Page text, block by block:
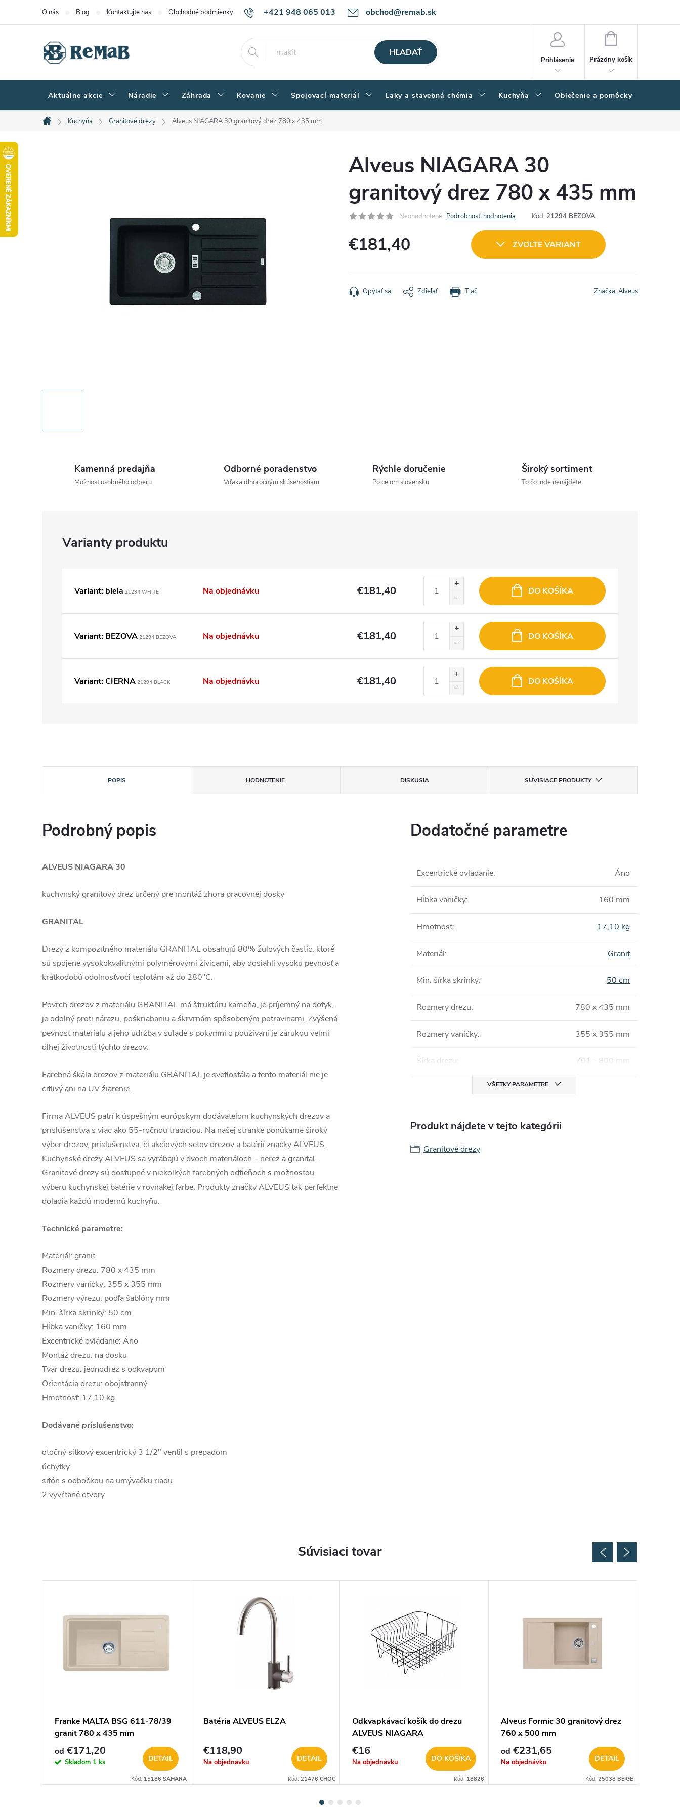
+421 948 065 013 obchod@remab.sk
O nás Blog Kontaktujte nás Obchodné podmienky Podmienky ochrany osobných údajov Ako nakupovať
HĽADAŤ
Prihlásenie
NÁKUPNÝ
Prázdny košík
Aktuálne akcie Náradie Záhrada Kovanie Spojovací materiál Laky a stavebná chémia Kuchyňa Oblečenie a pomôcky
Domov
Kuchyňa Granitové drezy Alveus NIAGARA 30 granitový drez 780 x 435 mm
Alveus NIAGARA 30
granitový drez 780 x 435 mm
Neohodnotené Podrobnosti hodnotenia Kód: 21294 BEZOVA
€181,40 ZVOĽTE VARIANT
Tlač
Opýtať sa Zdieľať Značka:Alveus
Kamenná predajňa
Možnosť osobného odberu
Odborné poradenstvo
Vďaka dlhoročným skúsenostiam
Rýchle doručenie
Po celom slovensku
Široký sortiment
To čo inde nenájdete
Variant: biela 21294 WHITE Na objednávku €181,40 DO KOŠÍKA
Variant: BEZOVA 21294 BEZOVA Na objednávku €181,40 DO KOŠÍKA
Variant: CIERNA 21294 BLACK Na objednávku €181,40 DO KOŠÍKA
POPIS HODNOTENIE DISKUSIA SÚVISIACE PRODUKTY
Podrobný popis
ALVEUS NIAGARA 30
kuchynský granitový drez určený pre montáž zhora pracovnej dosky
GRANITAL
Drezy z kompozitného materiálu GRANITAL obsahujú 80% žulových častíc, ktoré
sú spojené vysokokvalitnými polymérovými živicami, aby dosiahli vysokú pevnosť a
krátkodobú odolnosťvoči teplotám až do 280°C.
Povrch drezov z materiálu GRANITAL má štruktúru kameňa, je príjemný na dotyk,
je odolný proti nárazu, poškriabaniu a škrvrnám spôsobeným potravinami. Zvýšená
pevnosť materiálu a jeho údržba v súlade s pokymni o používaní je zárukou veľmi
dlhej životnosti týchto drezov.
Farebná škála drezov z materiálu GRANITAL je svetlostála a tento materiál nie je
citlivý ani na UV žiarenie.
Firma ALVEUS patrí k úspešným európskym dodávateľom kuchynských drezov a
príslušenstva s viac ako 55-ročnou tradíciou. Na našej stránke ponúkame široký
výber drezov, príslušenstva, či akciových setov drezov a batérií značky ALVEUS.
Kuchynské drezy ALVEUS sa vyrábajú v dvoch materiáloch – nerez a granital.
Granitové drezy sú dostupné v niekoľkých farebných odtieňoch s možnosťou
výberu kuchynskej batérie v rovnakej farbe. Produkty značky ALVEUS tak perfektne
doladia každú modernú kuchyňu.
Technické parametre:
Materiál: granit
Rozmery drezu: 780 x 435 mm
Rozmery vaničky: 355 x 355 mm
Rozmery výrezu: podľa šablóny mm
Min. šírka skrinky: 50 cm
Hĺbka vaničky: 160 mm
Excentrické ovládanie: Áno
Montáž drezu: na dosku
Tvar drezu: jednodrez s odkvapom
Orientácia drezu: obojstranný
Hmotnosť: 17,10 kg
Dodávané príslušenstvo:
otočný sitkový excentrický 3 1/2" ventil s prepadom
úchytky
sifón s odbočkou na umývačku riadu
2 vyvŕtané otvory
Dodatočné parametre
Excentrické ovládanie: Áno
Hĺbka vaničky: 160 mm
Hmotnosť: 17,10 kg
Materiál: Granit
Min. šírka skrinky: 50 cm
Rozmery drezu: 780 x 435 mm
Rozmery vaničky: 355 x 355 mm
Šírka drezu : 701 - 800 mm
VŠETKY PARAMETRE
Produkt nájdete v tejto kategórii
Granitové drezy
Súvisiaci tovar
Franke MALTA BSG 611-78/39
granit 780 x 435 mm
od €171,20
Skladom 1 ks DETAIL
Kód: 15186 SAHARA
Batéria ALVEUS ELZA
€118,90
Na objednávku DETAIL
Kód: 21476 CHOC
Odkvapkávací košík do drezu
ALVEUS NIAGARA
20,30,60,70,80
€16
Na objednávku DO KOŠÍKA
Kód: 18826
Alveus Formic 30 granitový drez
760 x 500 mm
od €231,65
Na objednávku DETAIL
Kód: 25038 BEIGE